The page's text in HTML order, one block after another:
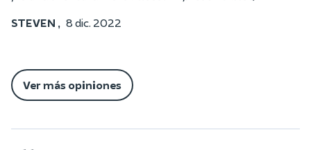
STEVEN , 8 dic. 2022
Ver más opiniones